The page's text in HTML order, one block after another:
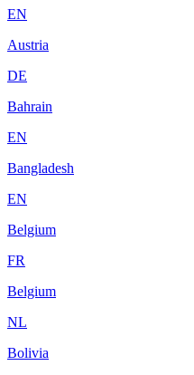
EN
Austria
DE
Bahrain
EN
Bangladesh
EN
Belgium
FR
Belgium
NL
Bolivia